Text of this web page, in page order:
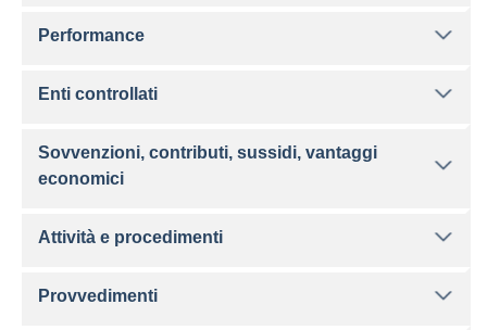
Performance
Enti controllati
Sovvenzioni, contributi, sussidi, vantaggi
economici
Attività e procedimenti
Provvedimenti